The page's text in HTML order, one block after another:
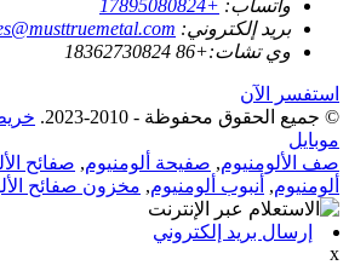
واتساب: +17895080824
بريد إلكتروني:
وي تشات:+86 18362730824
استفسر الآن
© جميع الحقوق محفوظة - 2010-2023.
موبايل
صف الألومنيوم, صفيحة ألومنيوم, صفائح
ألومنيوم, أنبوب ألومنيوم, مخزون صفائح
إرسال بريد إلكتروني
x